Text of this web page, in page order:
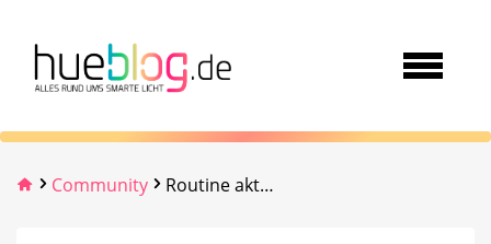
Community Routine aktivieren Abhängig von Zuhause/Abwesend